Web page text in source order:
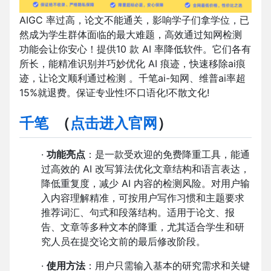
AIGC 率过高，论文不能通关，影响学子们拿学位，已
然成为学生群体面临的最大难题，高效通过知网检测
功能会让你安心！提供10 款 AI 率降低软件。它们各有
所长，能精准识别并巧妙优化 AI 痕迹，快速移除ai痕
迹，让论文顺利通过检测 。千笔ai-知网、维普ai率超
15%就退费。保证专业性!不口语化!不散文化!
千笔（点击进入官网 ）
· 功能亮点 ：是一款受欢迎的免费降重工具，能通
过高效的 AI 改写算法优化文章结构和语言表达，
降低重复度，减少 AI 内容的检测风险。对用户输
入内容理解精准，可按用户写作习惯和主题要求
推荐词汇、句式和段落结构。适用于论文、报
告、文章等多种文本的降重，尤其适合学生和研
究人员在提交论文前的最后修改阶段。
· 使用方法：用户只需输入基本的研究需求和关键